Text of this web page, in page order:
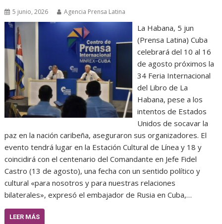
5 junio, 2026 Agencia Prensa Latina
La Habana, 5 jun
(Prensa Latina) Cuba
celebrará del 10 al 16
de agosto próximos la
34 Feria Internacional
del Libro de La
Habana, pese a los
intentos de Estados
Unidos de socavar la
paz en la nación caribeña, aseguraron sus organizadores. El
evento tendrá lugar en la Estación Cultural de Línea y 18 y
coincidirá con el centenario del Comandante en Jefe Fidel
Castro (13 de agosto), una fecha con un sentido político y
cultural «para nosotros y para nuestras relaciones
bilaterales», expresó el embajador de Rusia en Cuba,…
LEER MÁS